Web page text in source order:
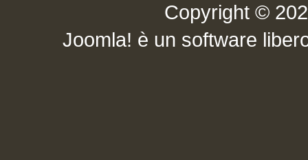
Copyright ©
Joomla! è un software